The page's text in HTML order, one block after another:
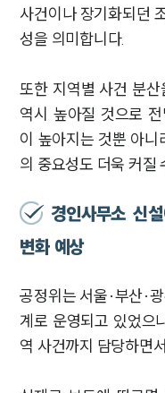
사건이나 장기화되던
성을 의미합니다.
또한 지역별 사건 분
역시 높아질 것으로
이 높아지는 것뿐 아니
의 중요성도 더욱 커질
경인사무소 신
변화 예상
공정위는 서울·부산·
계로 운영되고 있었으
역 사건까지 담당하면